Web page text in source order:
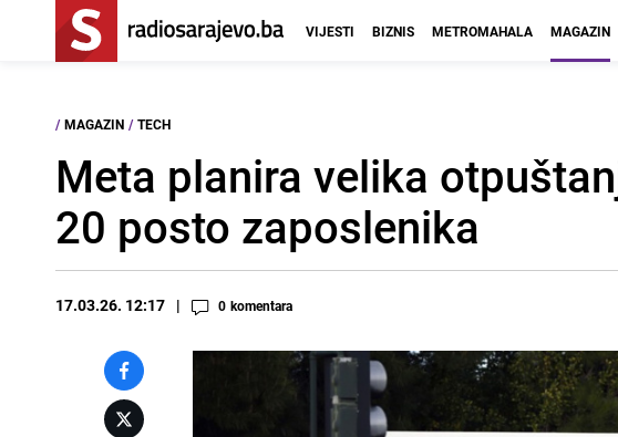
VIJESTI BIZNIS METROMAHALA MAGAZIN
/ MAGAZIN / TECH
Meta planira velika
20 posto zaposlenika
17.03.26. 12:17 0 komentara